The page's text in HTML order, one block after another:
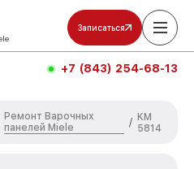
Записаться
+7 (843) 254-68-13
Ремонт Варочных
панелей Miele
/ KM
5814